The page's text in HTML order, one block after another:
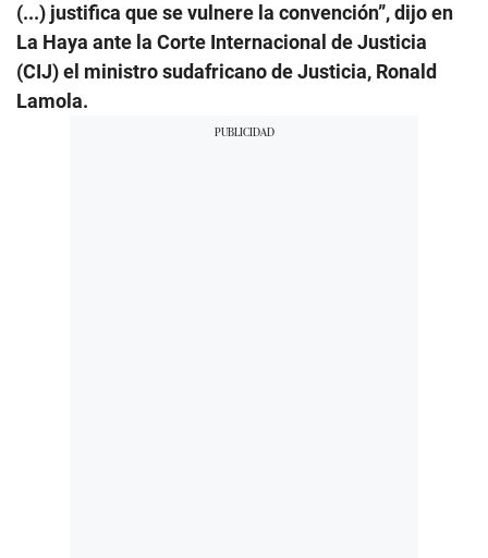
(...) justifica que se vulnere la convención”, dijo en
La Haya ante la Corte Internacional de Justicia
(CIJ) el ministro sudafricano de Justicia, Ronald
Lamola.